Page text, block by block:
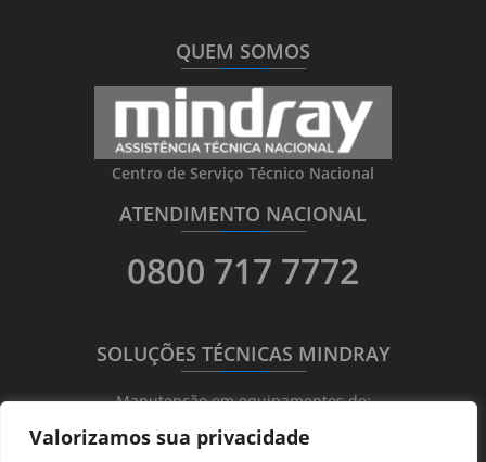
Valorizamos sua privacidade
QUEM SOMOS
_______________________
Centro de Serviço Técnico Nacional
ATENDIMENTO NACIONAL
_______________________
0800 717 7772
SOLUÇÕES TÉCNICAS MINDRAY
_______________________
Manutenção em equipamentos de:
Ultrassonografia